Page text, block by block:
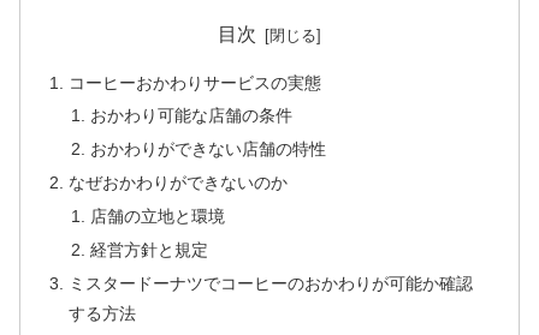
目次
コーヒーおかわりサービスの実態
おかわり可能な店舗の条件
おかわりができない店舗の特性
なぜおかわりができないのか
店舗の立地と環境
経営方針と規定
ミスタードーナツでコーヒーのおかわりが可能か確認
する方法